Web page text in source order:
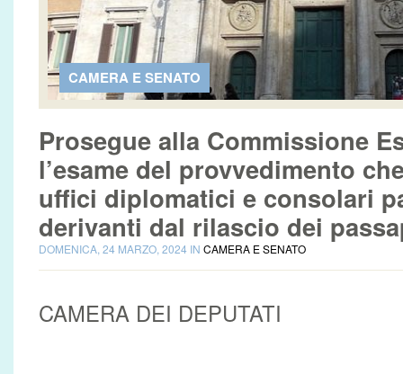
CAMERA E SENATO
Prosegue alla Commissione
l’esame del provvedimento
uffici diplomatici e consolari
derivanti dal rilascio dei
DOMENICA, 24 MARZO, 2024 IN CAMERA E SENATO
CAMERA DEI DEPUTATI